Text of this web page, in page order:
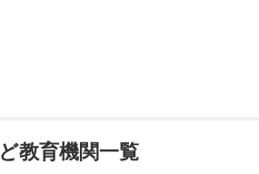
教育機関一覧